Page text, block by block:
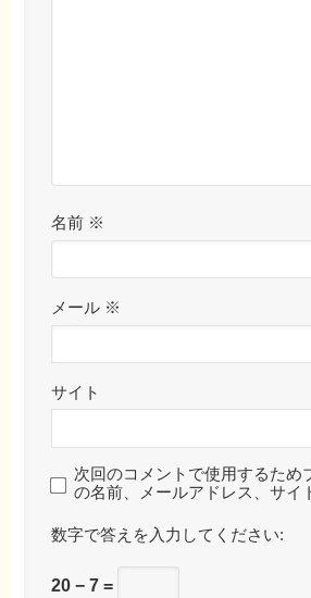
名前 ※
メール ※
サイト
次回のコメントで使用するため
の名前、メールアドレス、サイ
数字で答えを入力してください:
20 − 7 =